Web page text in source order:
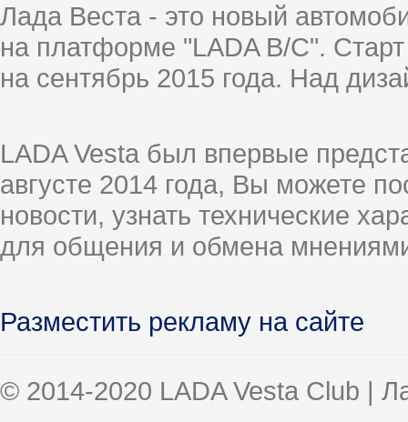
Лада Веста - это новый
на платформе "LADA B/C".
на сентябрь 2015 года. Над
LADA Vesta был впервые
августе 2014 года, Вы можете
новости, узнать технические
для общения и обмена
Разместить рекламу на сайте
© 2014-2020 LADA Vesta Club |